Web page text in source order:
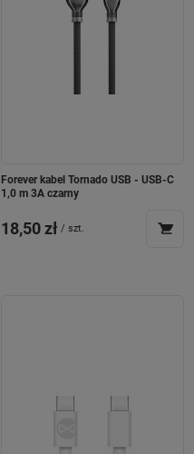
Forever kabel Tornado USB - USB-C
1,0 m 3A czarny
18,50 zł / szt.